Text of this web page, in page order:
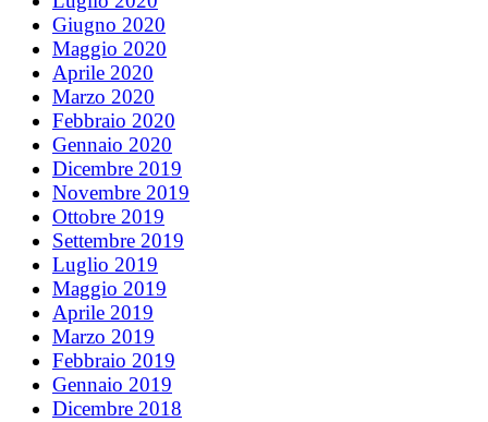
Giugno 2020
Maggio 2020
Aprile 2020
Marzo 2020
Febbraio 2020
Gennaio 2020
Dicembre 2019
Novembre 2019
Ottobre 2019
Settembre 2019
Luglio 2019
Maggio 2019
Aprile 2019
Marzo 2019
Febbraio 2019
Gennaio 2019
Dicembre 2018